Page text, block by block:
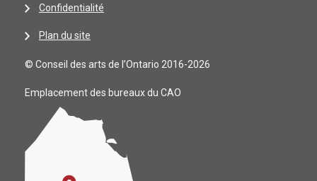
Confidentialité
Plan du site
© Conseil des arts de l’Ontario 2016-2026
Emplacement des bureaux du CAO